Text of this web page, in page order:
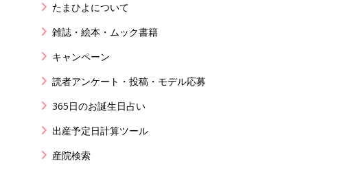
たまひよについて
雑誌・絵本・ムック書籍
キャンペーン
読者アンケート・投稿・モデル応募
365日のお誕生日占い
出産予定日計算ツール
産院検索